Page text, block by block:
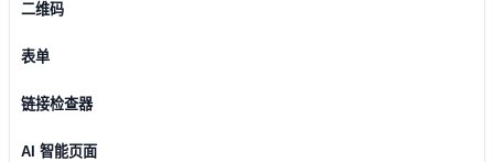
二维码
表单
链接检查器
AI 智能页面